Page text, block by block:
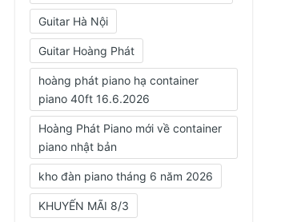
Guitar Hà Nội
Guitar Hoàng Phát
hoàng phát piano hạ container
piano 40ft 16.6.2026
Hoàng Phát Piano mới về container
piano nhật bản
kho đàn piano tháng 6 năm 2026
KHUYẾN MÃI 8/3